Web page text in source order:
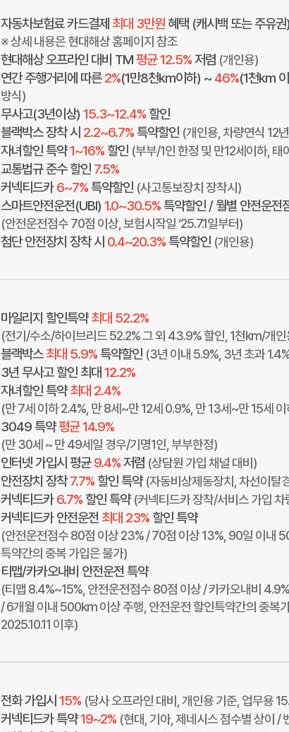
자동차보험료 카드결제 최대 3만원혜택 (캐시백 또는 주유권)
※ 상세 내용은 현대해상 홈페이지 참조
현대해상 오프라인 대비 TM평균 12.5%저렴 (개인용)
연간 주행거리에 따른2%(1만8천km이하) ~ 46%(1천km
방식)
무사고(3년이상) 15.3~12.4% 할인
블랙박스 장착 시 2.2~6.7%특약할인 (개인용, 차량연식 12
자녀할인 특약1~16% 할인 (부부/1인 한정 및 만12세이하, 태
교통법규 준수 할인 7.5%
커넥티드카6~7%특약할인 (사고통보장치 장착시)
스마트안전운전(UBI) 1.0~30.5%특약할인 / 월별 안전운전
(안전운전점수 70점 이상, 보험시작일 ‘25.7.1일부터)
첨단 안전장치 장착 시 0.4~20.3%특약할인 (개인용)
마일리지 할인특약최대 52.2%
(전기/수소/하이브리드 52.2% 그 외 43.9% 할인, 1천km/개인
블랙박스최대 5.9%특약할인 (3년 이내 5.9%, 3년 초과
3년 무사고 할인 최대 12.2%
자녀할인 특약최대 2.4%
(만 7세 이하 2.4%, 만 8세~만 12세 0.9%, 만 13세~만 15세
3049 특약평균 14.9%
(만 30세 ~ 만 49세일 경우/기명1인, 부부한정)
인터넷 가입시 평균9.4%저렴 (상담원 가입 채널 대비)
안전장치 장착7.7% 할인 특약(자동비상제동장치, 차선이탈
커넥티드카6.7% 할인 특약(커넥티드카 장착/서비스 가입 차
커넥티드카 안전운전 최대 23% 할인 특약
(안전운전점수 80점 이상 23% / 70점 이상 13%, 90일 이내
특약간의 중복 가입은 불가)
티맵/카카오내비 안전운전 특약
(티맵 8.4%~15%, 안전운전점수 80점 이상 / 카카오내비
/ 6개월 이내 500km 이상 주행, 안전운전 할인특약간의 중복
2025.10.11 이후)
전화 가입시 15% (당사 오프라인 대비, 개인용 기준, 업무용
커넥티드카 특약19~2% (현대, 기아, 제네시스 점수별 상이 /